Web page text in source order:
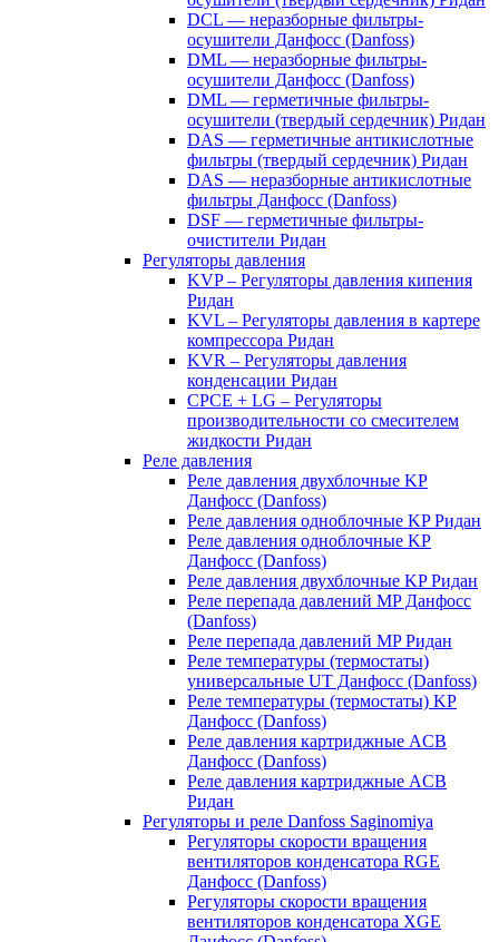
DCL — неразборные фильтры-
осушители Данфосс (Danfoss)
DML — неразборные фильтры-
осушители Данфосс (Danfoss)
DML — герметичные фильтры-
осушители (твердый сердечник) Ридан
DAS — герметичные антикислотные
фильтры (твердый сердечник) Ридан
DAS — неразборные антикислотные
фильтры Данфосс (Danfoss)
DSF — герметичные фильтры-
очистители Ридан
Регуляторы давления
KVP – Регуляторы давления кипения
Ридан
KVL – Регуляторы давления в картере
компрессора Ридан
KVR – Регуляторы давления
конденсации Ридан
CPCE + LG – Регуляторы
производительности со смесителем
жидкости Ридан
Реле давления
Реле давления двухблочные KP
Данфосс (Danfoss)
Реле давления одноблочные KP Ридан
Реле давления одноблочные KP
Данфосс (Danfoss)
Реле давления двухблочные KP Ридан
Реле перепада давлений MP Данфосс
(Danfoss)
Реле перепада давлений MP Ридан
Реле температуры (термостаты)
универсальные UT Данфосс (Danfoss)
Реле температуры (термостаты) KP
Данфосс (Danfoss)
Реле давления картриджные ACB
Данфосс (Danfoss)
Реле давления картриджные ACB
Ридан
Регуляторы и реле Danfoss Saginomiya
Регуляторы скорости вращения
вентиляторов конденсатора RGE
Данфосс (Danfoss)
Регуляторы скорости вращения
вентиляторов конденсатора XGE